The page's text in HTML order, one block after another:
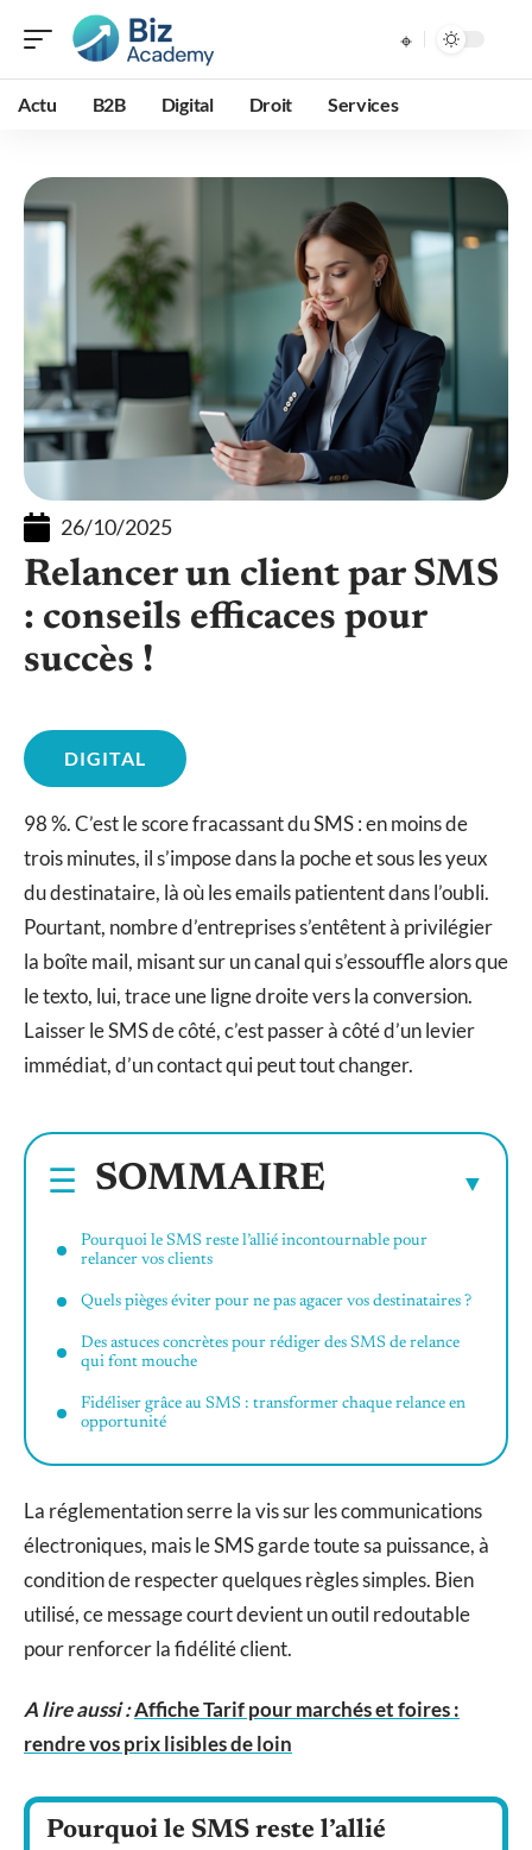
Actu B2B Digital Droit Services
26/10/2025
Relancer un client par SMS
: conseils efficaces pour
succès !
DIGITAL
98 %. C’est le score fracassant du SMS : en moins de
trois minutes, il s’impose dans la poche et sous les yeux
du destinataire, là où les emails patientent dans l’oubli.
Pourtant, nombre d’entreprises s’entêtent à privilégier
la boîte mail, misant sur un canal qui s’essouffle alors que
le texto, lui, trace une ligne droite vers la conversion.
Laisser le SMS de côté, c’est passer à côté d’un levier
immédiat, d’un contact qui peut tout changer.
SOMMAIRE
Pourquoi le SMS reste l’allié incontournable pour
relancer vos clients
Quels pièges éviter pour ne pas agacer vos destinataires ?
Des astuces concrètes pour rédiger des SMS de relance
qui font mouche
Fidéliser grâce au SMS : transformer chaque relance en
opportunité
La réglementation serre la vis sur les communications
électroniques, mais le SMS garde toute sa puissance, à
condition de respecter quelques règles simples. Bien
utilisé, ce message court devient un outil redoutable
pour renforcer la fidélité client.
A lire aussi :Affiche Tarif pour marchés et foires :
rendre vos prix lisibles de loin
Pourquoi le SMS reste l’allié